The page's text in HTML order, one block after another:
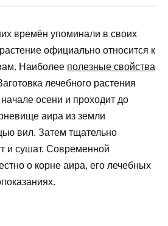
времён упоминали в своих
официально относится к
Наиболее полезные свойства
лечебного растения
осени и проходит до
аира из земли
вил. Затем тщательно
и сушат. Современной
о корне аира, его лечебных